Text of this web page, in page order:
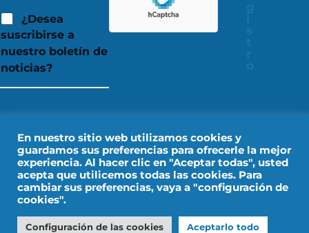
¿Desea
suscribirse a
nuestro boletín de
noticias?
Datos personales
En nuestro sitio web utilizamos cookies y
guardamos sus preferencias para ofrecerle la mejor
experiencia. Al hacer clic en "Aceptar todas", usted
acepta que utilicemos todas las cookies. Para
cambiar sus preferencias, vaya a "configuración de
cookies".
Configuración de las cookies Aceptarlo todo